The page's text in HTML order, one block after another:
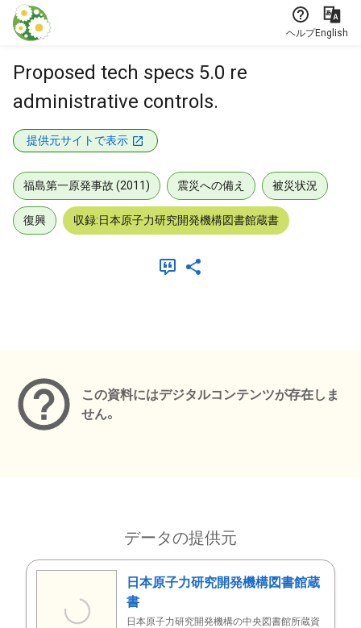
本文に飛ぶ
ヘルプEnglish
Proposed tech specs 5.0 re
administrative controls.
提供元サイトで表示
福島第一原発事故 (2011) 震災への備え 被災状況
復興 収録:日本原子力研究開発機構図書館蔵書
この資料にはデジタルコンテンツが存在しま
せん。
データの提供元
日本原子力研究開発機構図書館蔵
書
日本原子力研究開発機構の中央図書館所蔵資